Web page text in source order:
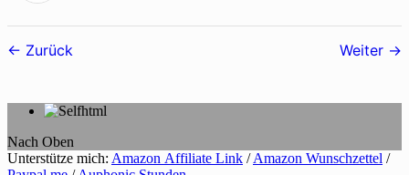
Follower-
Zurück Weiter
Nach Oben
Unterstütze mich: Amazon Affiliate Link /Amazon Wunschzettel /